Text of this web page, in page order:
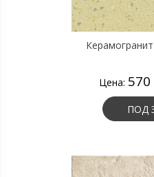
Цена:
ПОД